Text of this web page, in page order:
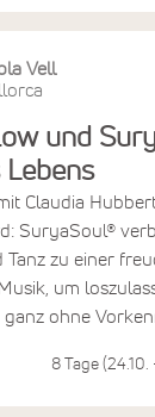
Vell
und
Lebens
Claudia
SuryaSoul®
Tanz zu einer
um
ohne
8 Tage (24.10.